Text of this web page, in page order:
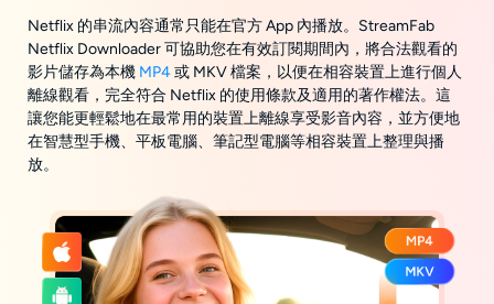
Netflix 的串流內容通常只能在官方 App 內播放。StreamFab
Netflix Downloader 可協助您在有效訂閱期間內，將合法觀看的
影片儲存為本機 MP4或 MKV 檔案，以便在相容裝置上進行個人
離線觀看，完全符合 Netflix 的使用條款及適用的著作權法。這
讓您能更輕鬆地在最常用的裝置上離線享受影音內容，並方便地
在智慧型手機、平板電腦、筆記型電腦等相容裝置上整理與播
放。